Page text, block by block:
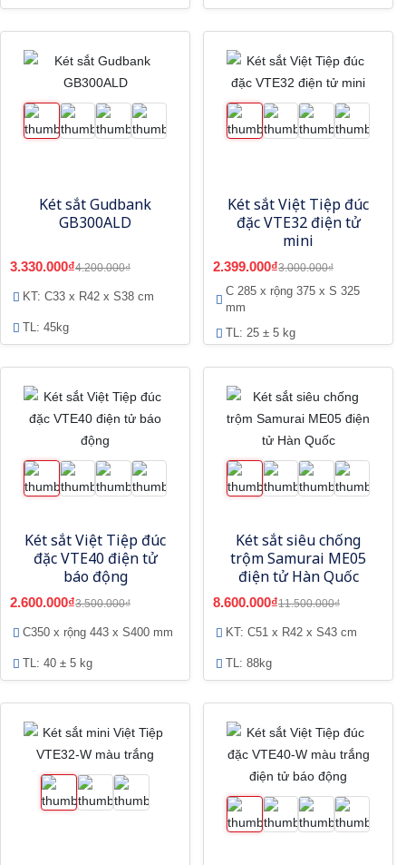
Két sắt Gudbank
GB300ALD
3.330.000₫4.200.000₫
KT: C33 x R42 x S38 cm
TL: 45kg
Két sắt Việt Tiệp đúc
đặc VTE32 điện tử
mini
2.399.000₫3.000.000₫
C 285 x rộng 375 x S 325
mm
TL: 25 ± 5 kg
Két sắt Việt Tiệp đúc
đặc VTE40 điện tử
báo động
2.600.000₫3.500.000₫
C350 x rộng 443 x S400 mm
TL: 40 ± 5 kg
Két sắt siêu chống
trộm Samurai ME05
điện tử Hàn Quốc
8.600.000₫11.500.000₫
KT: C51 x R42 x S43 cm
TL: 88kg